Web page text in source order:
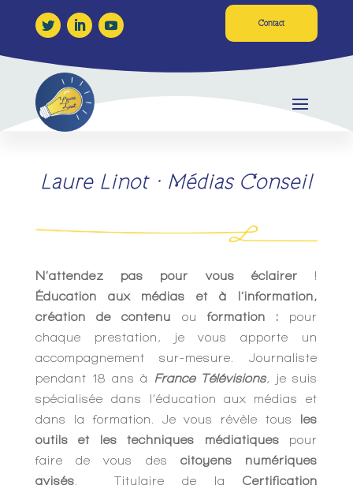
Contact
Laure Linot · Médias Conseil
N’attendez pas pour vous éclairer !
Éducation aux médias et à l’information,
création de contenu ou formation : pour
chaque prestation, je vous apporte un
accompagnement sur-mesure. Journaliste
pendant 18 ans à France Télévisions, je suis
spécialisée dans l’éducation aux médias et
dans la formation. Je vous révèle tous les
outils et les techniques médiatiques pour
faire de vous des citoyens numériques
avisés. Titulaire de laCertification